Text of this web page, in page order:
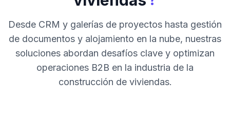
Desde CRM y galerías de proyectos hasta gestión
de documentos y alojamiento en la nube, nuestras
soluciones abordan desafíos clave y optimizan
operaciones B2B en la industria de la
construcción de viviendas.